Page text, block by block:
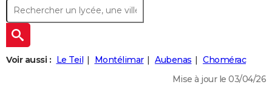
Forum
Aménagement intérieur
Extérieur
Cuisine
Salle de bains
Jardinage
Rangement
+WEEK-END
Guides de France
Escapades
Patrimoine
Expositions
Musées
Week-end nature
+
LIFESTYLE
Voir aussi : Le Teil Montélimar Aubenas
Chomérac
Mise à jour le 03/04/26